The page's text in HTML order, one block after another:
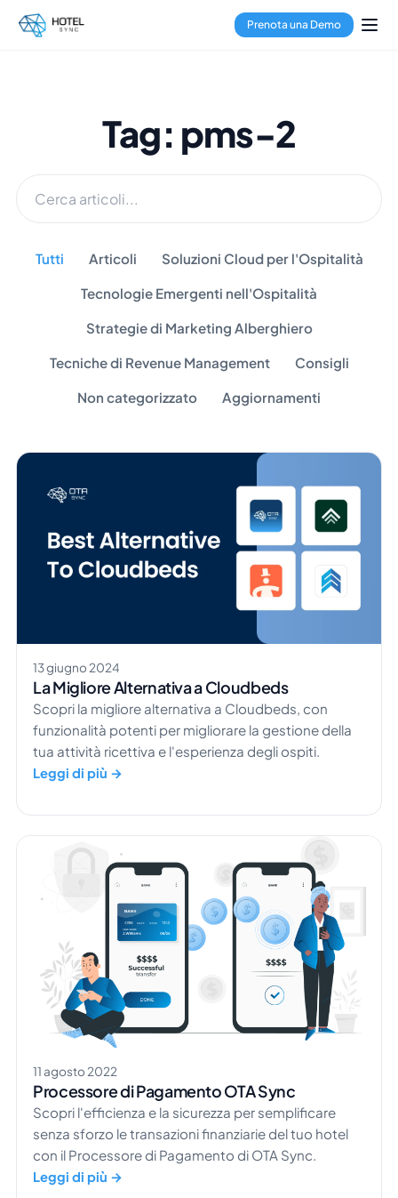
Prenota una Demo
Tag: pms-2
Tutti Articoli Soluzioni Cloud per l'Ospitalità
Tecnologie Emergenti nell'Ospitalità
Strategie di Marketing Alberghiero
Tecniche di Revenue Management Consigli
Non categorizzato Aggiornamenti
13 giugno 2024
La Migliore Alternativa a Cloudbeds
Scopri la migliore alternativa a Cloudbeds, con
funzionalità potenti per migliorare la gestione della
tua attività ricettiva e l'esperienza degli ospiti.
Leggi di più →
11 agosto 2022
Processore di Pagamento OTA Sync
Scopri l'efficienza e la sicurezza per semplificare
senza sforzo le transazioni finanziarie del tuo hotel
con il Processore di Pagamento di OTA Sync.
Leggi di più →